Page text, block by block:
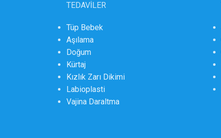
TEDAVİLER
Tüp Bebek
Aşılama
Doğum
Kürtaj
Kızlık Zarı Dikimi
Labioplasti
Vajina Daraltma